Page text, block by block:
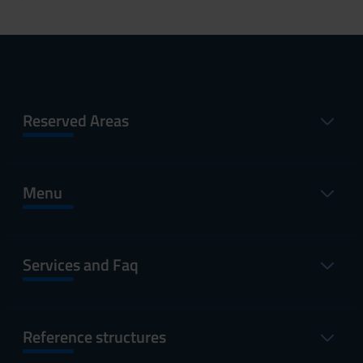
Reserved Areas
Menu
Services and Faq
Reference structures